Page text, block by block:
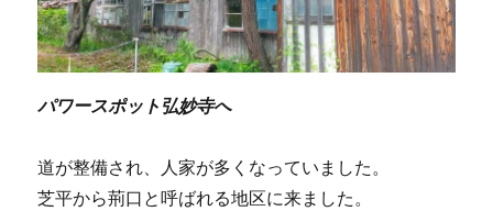
パワースポット弘妙寺へ
道が整備され、人家が多くなっていました。
芝平から荊口と呼ばれる地区に来ました。